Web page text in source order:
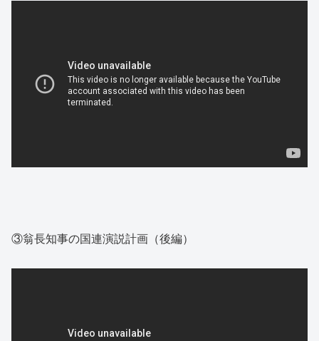
③翁長知事の国連演説計画（後編）